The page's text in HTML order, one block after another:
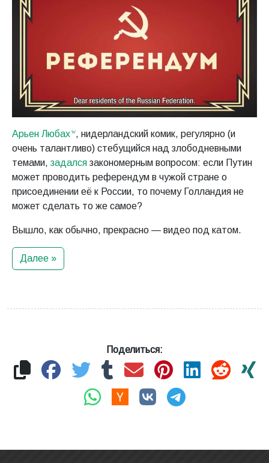
Арьен Любах , нидерландский комик, регулярно (и
очень талантливо) стебущийся над злободневными
темами, задался закономерным вопросом: если Путин
может проводить референдум в чужой стране о
присоединении её к России, то почему Голландия не
может сделать то же самое?
Вышло, как обычно, прекрасно — видео под катом.
Далее »
Поделиться: